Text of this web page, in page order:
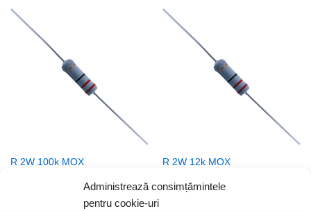
Administrează consimțămintele
pentru cookie-uri
R 2W 100k MOX R 2W 12k MOX
2,00 lei /Buc